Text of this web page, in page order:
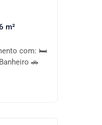
m²
com: 🛏
🚗